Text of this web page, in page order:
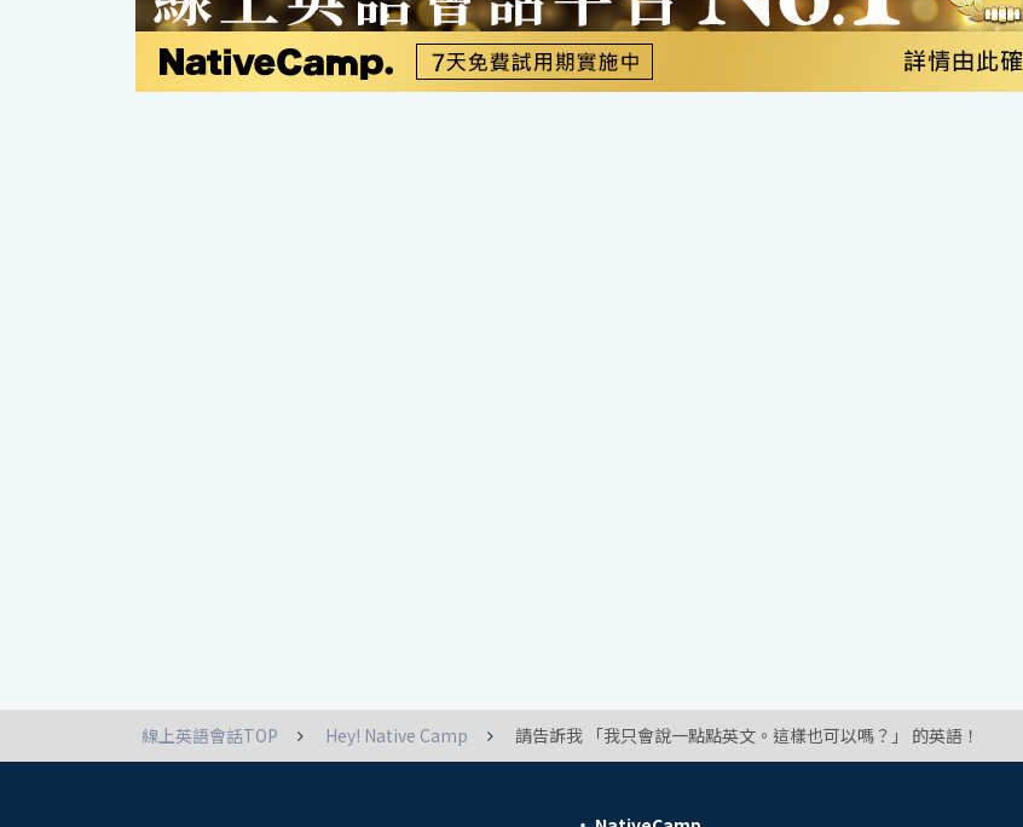
線上英語會話TOP Hey! Native Camp 請告訴我 「我只會說一點點英文。這樣也可以嗎？」 的英語！